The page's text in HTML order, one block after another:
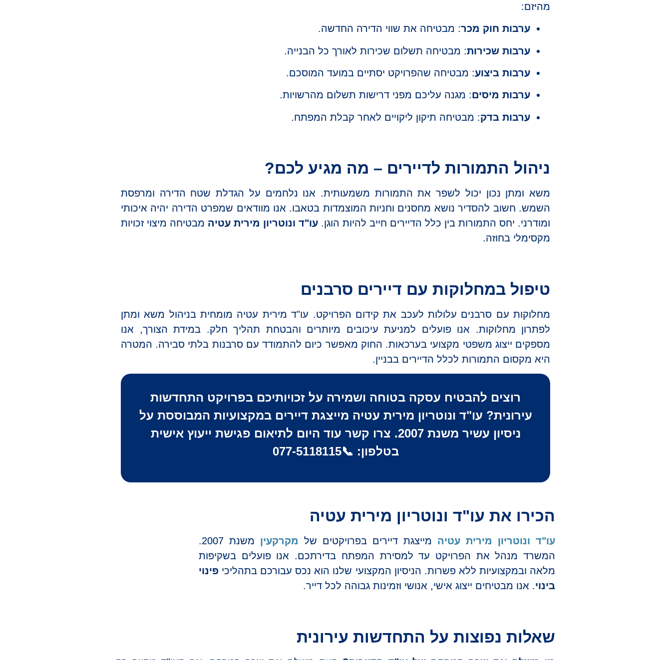
מהיזם:
ערבות חוק מכר: מבטיחה את שווי הדירה החדשה.
ערבות שכירות: מבטיחה תשלום שכירות לאורך כל הבנייה.
ערבות ביצוע: מבטיחה שהפרויקט יסתיים במועד המוסכם.
ערבות מיסים: מגנה עליכם מפני דרישות תשלום מהרשויות.
ערבות בדק: מבטיחה תיקון ליקויים לאחר קבלת המפתח.
ניהול התמורות לדיירים – מה מגיע לכם?
משא ומתן נכון יכול לשפר את התמורות משמעותית. אנו נלחמים על הגדלת שטח הדירה ומרפסת
השמש. חשוב להסדיר נושא מחסנים וחניות המוצמדות בטאבו. אנו מוודאים שמפרט הדירה יהיה איכותי
ומודרני. יחס התמורות בין כלל הדיירים חייב להיות הוגן. עו"ד ונוטריון מירית עטיה מבטיחה מיצוי זכויות
מקסימלי בחוזה.
טיפול במחלוקות עם דיירים סרבנים
מחלוקות עם סרבנים עלולות לעכב את קידום הפרויקט. עו"ד מירית עטיה מומחית בניהול משא ומתן
לפתרון מחלוקות. אנו פועלים למניעת עיכובים מיותרים והבטחת תהליך חלק. במידת הצורך, אנו
מספקים ייצוג משפטי מקצועי בערכאות. החוק מאפשר כיום להתמודד עם סרבנות בלתי סבירה. המטרה
היא מקסום התמורות לכלל הדיירים בבניין.
רוצים להבטיח עסקה בטוחה ושמירה על זכויותיכם בפרויקט התחדשות
עירונית? עו"ד ונוטריון מירית עטיה מייצגת דיירים במקצועיות המבוססת על
ניסיון עשיר משנת 2007. צרו קשר עוד היום לתיאום פגישת ייעוץ אישית
בטלפון: 📞077-5118115
הכירו את עו"ד ונוטריון מירית עטיה
עו"ד ונוטריון מירית עטיה מייצגת דיירים בפרויקטים של מקרקעין
משנת 2007.
המשרד מנהל את הפרויקט עד למסירת המפתח בדירתכם. אנו פועלים בשקיפות
מלאה ובמקצועיות ללא פשרות. הניסיון המקצועי שלנו הוא נכס עבורכם בתהליכי פינוי
בינוי. אנו מבטיחים ייצוג אישי, אנושי וזמינות גבוהה לכל דייר.
שאלות נפוצות על התחדשות עירונית